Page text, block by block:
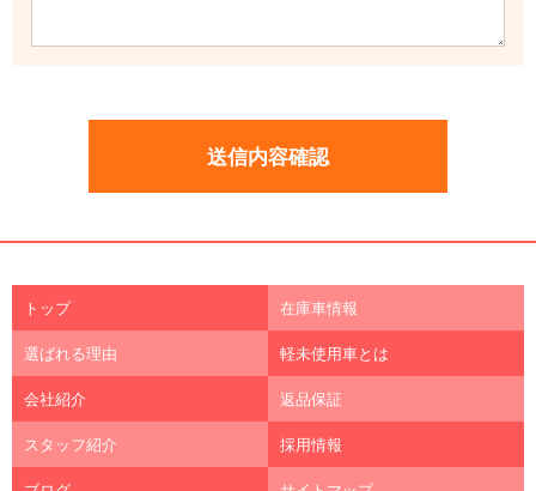
トップ 在庫車情報
選ばれる理由 軽未使用車とは
会社紹介 返品保証
スタッフ紹介 採用情報